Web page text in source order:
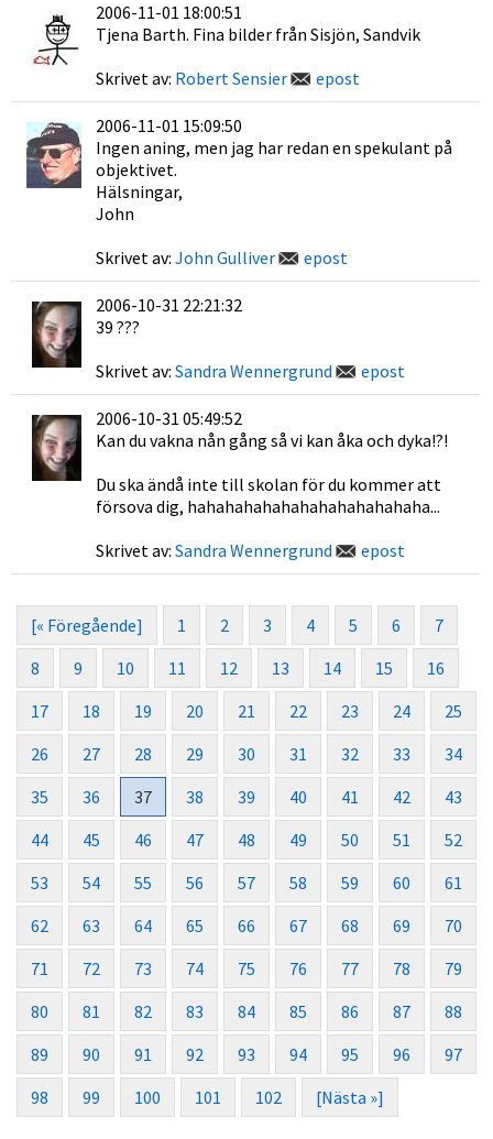
2006-11-01 18:00:51
Tjena Barth. Fina bilder från Sisjön, Sandvik
Skrivet av: Robert Sensier epost
2006-11-01 15:09:50
Ingen aning, men jag har redan en spekulant på
objektivet.
Hälsningar,
John
Skrivet av: John Gulliver epost
2006-10-31 22:21:32
39 ???
Skrivet av: Sandra Wennergrund epost
2006-10-31 05:49:52
Kan du vakna nån gång så vi kan åka och dyka!?!
Du ska ändå inte till skolan för du kommer att
försova dig, hahahahahahahahahahahahaha...
Skrivet av: Sandra Wennergrund epost
[« Föregående] 1 2 3 4 5 6
7
8
9 10 11 12 13 14 15
16
17
18 19 20 21 22 23 24
25
26
27 28 29 30 31 32 33
34
35
36 37 38 39 40 41 42
43
44
45 46 47 48 49 50 51
52
53
54 55 56 57 58 59 60
61
62
63 64 65 66 67 68 69
70
71
72 73 74 75 76 77 78
79
80
81 82 83 84 85 86 87
88
89
90 91 92 93 94 95 96
97
98
99 100 101 102 [Nästa »]